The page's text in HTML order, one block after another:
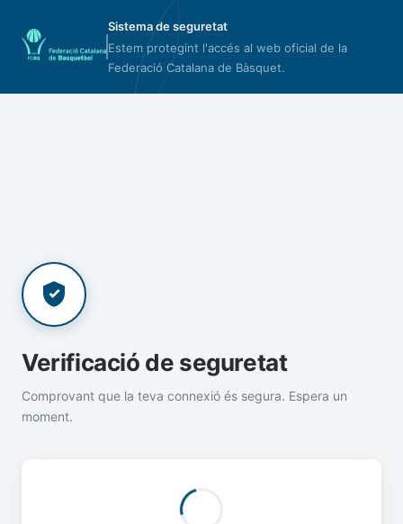
Sistema de seguretat
Estem protegint l'accés al web oficial de la
Federació Catalana de Bàsquet.
Verificació de seguretat
Comprovant que la teva connexió és segura. Espera un
moment.